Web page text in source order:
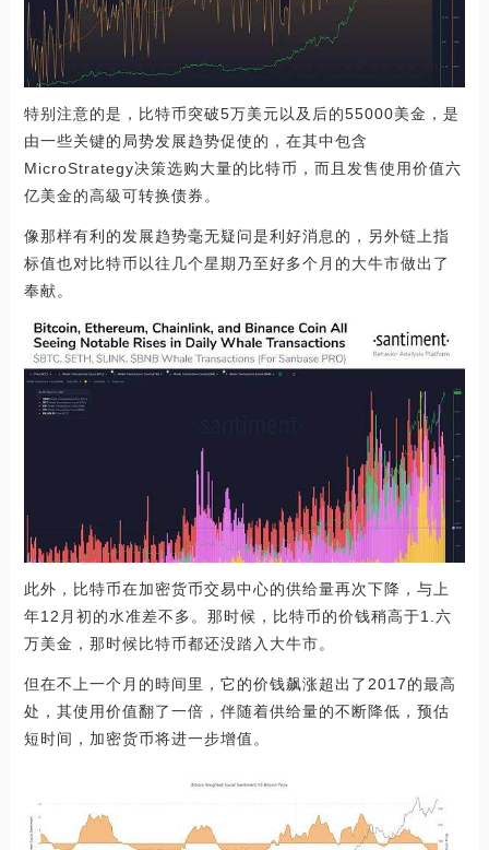
特别注意的是，比特币突破5万美元以及后的55000美金，是
由一些关键的局势发展趋势促使的，在其中包含
MicroStrategy决策选购大量的比特币，而且发售使用价值六
亿美金的高級可转换债券。
像那样有利的发展趋势毫无疑问是利好消息的，另外链上指
标值也对比特币以往几个星期乃至好多个月的大牛市做出了
奉献。
此外，比特币在加密货币交易中心的供给量再次下降，与上
年12月初的水准差不多。那时候，比特币的价钱稍高于1.六
万美金，那时候比特币都还没踏入大牛市。
但在不上一个月的時间里，它的价钱飙涨超出了2017的最高
处，其使用价值翻了一倍，伴随着供给量的不断降低，预估
短时间，加密货币将进一步增值。